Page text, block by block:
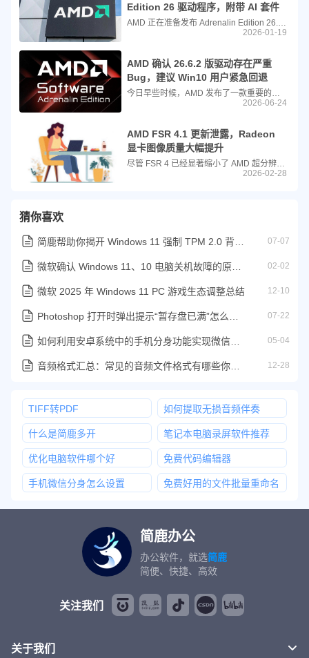
Edition 26 驱动程序，附带 AI 套件
AMD 正在准备发布 Adrenalin Edition 26.1.1 驱动程序，其中包含全新的 AI 套件（AI Bundle），这是一个附加组件包，旨在支持用户在搭载 AMD 处理器和 Radeon 显卡的系统上本地运行人工智能应用、生成图像以及部署大语言模型（LLM）。
2026-01-19
AMD 确认 26.6.2 版驱动存在严重
Bug，建议 Win10 用户紧急回退
今日早些时候，AMD 发布了一款重要的显卡驱动更新，为 Radeon RX 7000 系列 GPU 带来了 FSR 4.1 技术支持。此次 26.6.2 版本更新还新增了对《刺客信条：黑旗 记忆重置》等游戏的支持。
2026-06-24
AMD FSR 4.1 更新泄露，Radeon
显卡图像质量大幅提升
尽管 FSR 4 已经显著缩小了 AMD 超分辨率技术与 Nvidia DLSS 之间的画质差距，但 TechSpot 此前的基准测试仍显示 DLSS 4.5 保持明显领先。然而，最新泄露的版本表明，AMD 近期的沉默并不意味着它已放弃竞争。
2026-02-28
猜你喜欢
简鹿帮助你揭开 Windows 11 强制 TPM 2.0 背后的硬核逻辑 07-07
微软确认 Windows 11、10 电脑关机故障的原因并准备修复补丁 02-02
微软 2025 年 Windows 11 PC 游戏生态调整总结 12-10
Photoshop 打开时弹出提示“暂存盘已满”怎么解决？ 07-22
如何利用安卓系统中的手机分身功能实现微信分身教程 05-04
音频格式汇总：常见的音频文件格式有哪些你知道吗？ 12-28
TIFF转PDF 如何提取无损音频伴奏
什么是简鹿多开 笔记本电脑录屏软件推荐
优化电脑软件哪个好 免费代码编辑器
手机微信分身怎么设置 免费好用的文件批量重命名
简鹿办公
办公软件，就选简鹿
简便、快捷、高效
关注我们
关于我们